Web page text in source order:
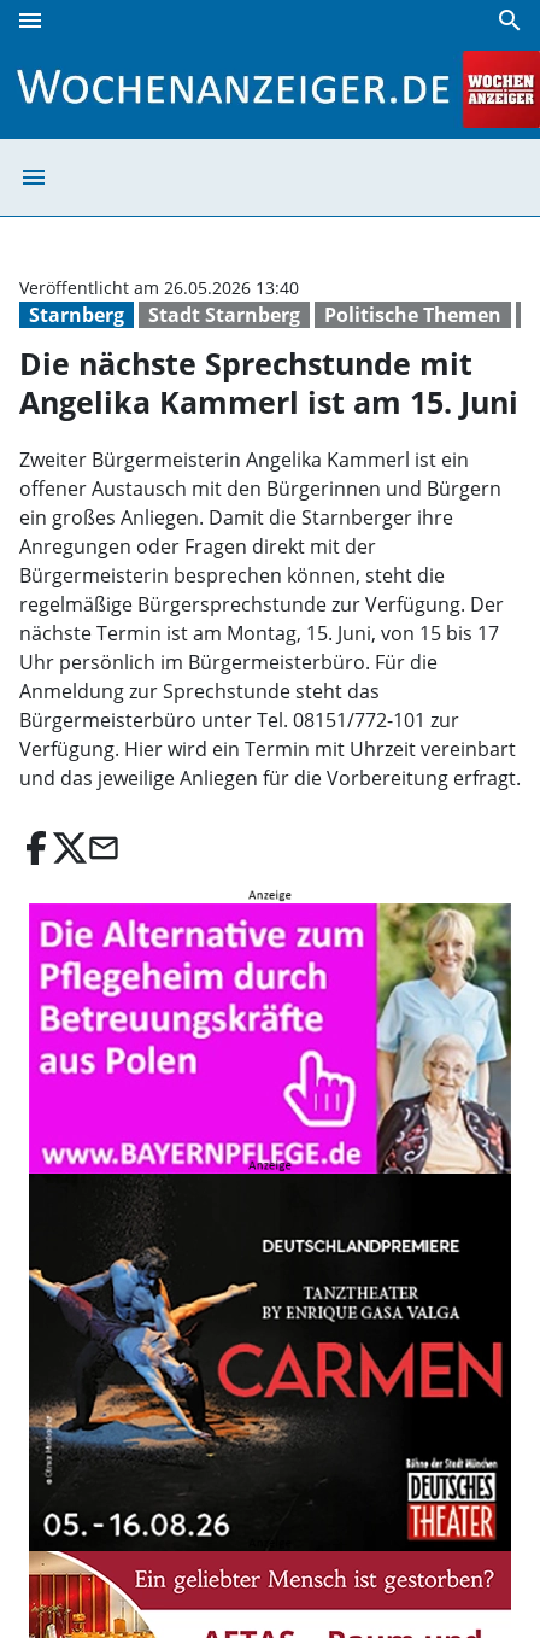
menu search
menu
Starnberg Stadt Starnberg Politische Themen
Veröffentlicht am 26.05.2026 13:40
Die nächste Sprechstunde mit
Angelika Kammerl ist am 15. Juni
Zweiter Bürgermeisterin Angelika Kammerl ist ein
offener Austausch mit den Bürgerinnen und Bürgern
ein großes Anliegen. Damit die Starnberger ihre
Anregungen oder Fragen direkt mit der
Bürgermeisterin besprechen können, steht die
regelmäßige Bürgersprechstunde zur Verfügung. Der
nächste Termin ist am Montag, 15. Juni, von 15 bis 17
Uhr persönlich im Bürgermeisterbüro. Für die
Anmeldung zur Sprechstunde steht das
Bürgermeisterbüro unter Tel. 08151/772-101 zur
Verfügung. Hier wird ein Termin mit Uhrzeit vereinbart
und das jeweilige Anliegen für die Vorbereitung erfragt.
email